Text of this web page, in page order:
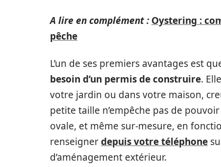
A lire en complément : Oystering :
pêche
L’un de ses premiers avantages est
besoin d’un permis de construire.
votre jardin ou dans votre maison,
petite taille n’empêche pas de pouvoir
ovale, et même sur-mesure, en
renseignerdepuis votre téléphone
d’aménagement extérieur.